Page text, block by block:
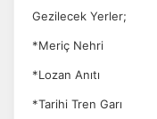
Gezilecek Yerler;
*Meriç Nehri
*Lozan Anıtı
*Tarihi Tren Garı